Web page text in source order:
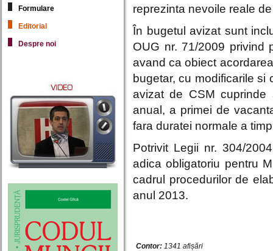
reprezinta nevoile reale
În bugetul avizat sunt
OUG nr. 71/2009 privind
avand ca obiect
bugetar, cu modificarile si
avizat de CSM cuprinde
anual, a primei de
fara duratei normale a
Potrivit Legii nr. 304/
adica obligatoriu pentru
cadrul procedurilor de
anul 2013.
Contor: 1341 afișări
Formulare
Editorial
Despre noi